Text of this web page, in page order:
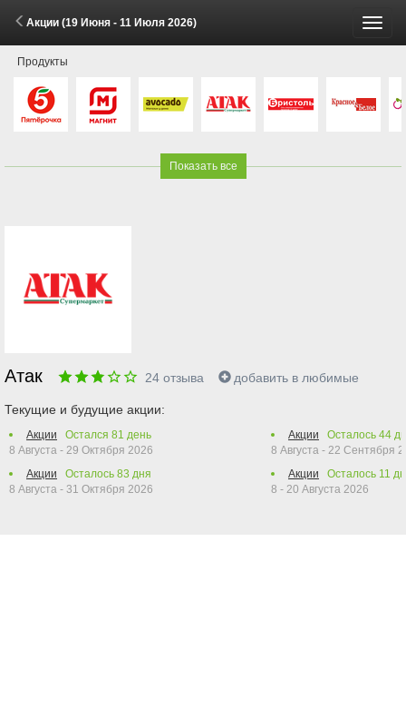
Акции (19 Июня - 11 Июля 2026)
Продукты
Показать все
Атак 24 отзыва добавить в любимые
Текущие и будущие акции:
Акции Остался 81 день
8 Августа - 29 Октября 2026
Акции
Осталось 83 дня
8 Августа - 31 Октября 2026
Акции Осталось 44
8 Августа - 22 Сентября
Акции
Осталось 11
8 - 20 Августа 2026